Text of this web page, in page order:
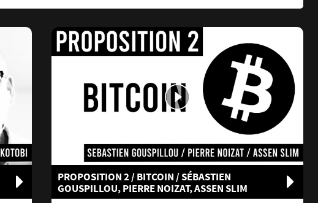
PROPOSITION 2 / BITCOIN / SÉBASTIEN
GOUSPILLOU, PIERRE NOIZAT, ASSEN SLIM